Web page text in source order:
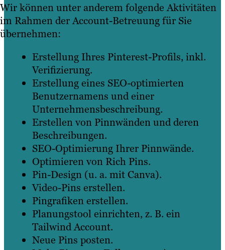
Wir können unter anderem folgende Aktivitäten
im Rahmen der Account-Betreuung für Sie
übernehmen:
Erstellung Ihres Pinterest-Profils, inkl.
Verifizierung.
Erstellung eines SEO-optimierten
Benutzernamens und einer
Unternehmensbeschreibung.
Erstellen von Pinnwänden und deren
Beschreibungen.
SEO-Optimierung Ihrer Pinnwände.
Optimieren von Rich Pins.
Pin-Design (u. a. mit Canva).
Video-Pins erstellen.
Pingrafiken erstellen.
Planungstool einrichten, z. B. ein
Tailwind Account.
Neue Pins posten.